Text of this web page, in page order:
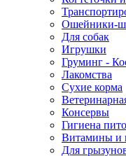
Ошейники-
Для собак
Игрушки
Груминг -
Лакомства
Сухие корма
Консервы
Гигиена
Витамины и
Для